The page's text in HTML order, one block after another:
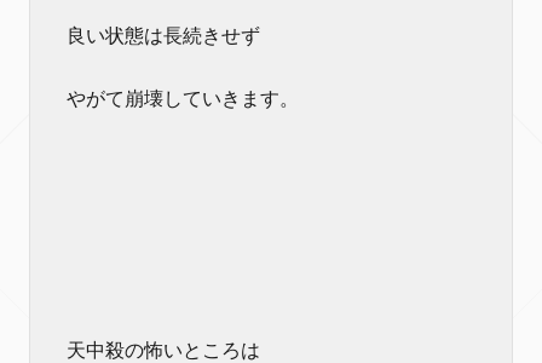
良い状態は長続きせず
やがて崩壊していきます。
天中殺の怖いところは